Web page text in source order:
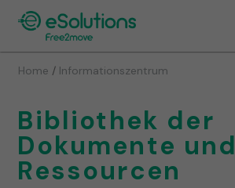
Home / Informationszentrum
Bibliothek der
Dokumente und
Ressourcen